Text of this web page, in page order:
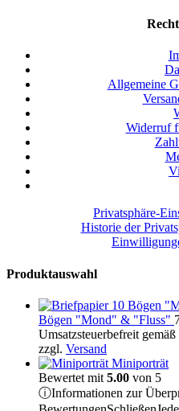
Allgemeine
Widerruf
Privatsphäre-
Historie der
Produktauswahl
Bögen "Mond" & "Fluss"
Umsatzsteuerbefreit
zzgl. Versand
Miniporträt
Bewertet mit 5.00 von 5
ⓘInformationen zur